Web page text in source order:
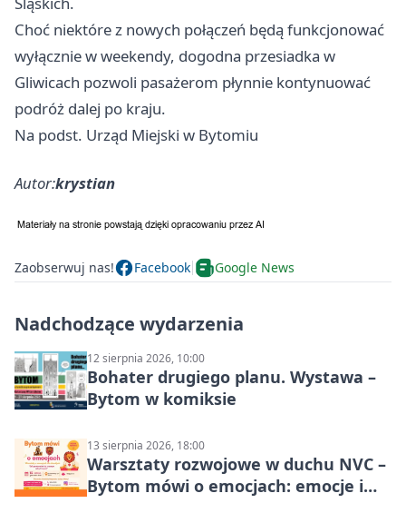
Choć niektóre z nowych połączeń będą funkcjonować
wyłącznie w weekendy, dogodna przesiadka w
Gliwicach pozwoli pasażerom płynnie kontynuować
podróż dalej po kraju.
Na podst. Urząd Miejski w Bytomiu
Autor:krystian
Zaobserwuj nas! Facebook Google News
Nadchodzące wydarzenia
12 sierpnia 2026, 10:00
Bohater drugiego planu. Wystawa –
Bytom w komiksie
13 sierpnia 2026, 18:00
Warsztaty rozwojowe w duchu NVC –
Bytom mówi o emocjach: emocje i